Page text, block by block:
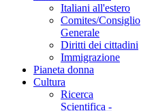
Italiani all'estero
Comites/Consiglio
Generale
Diritti dei cittadini
Immigrazione
Pianeta donna
Cultura
Ricerca
Scientifica -